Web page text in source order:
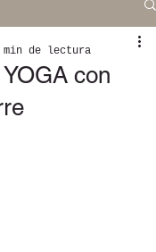
con
min de lectura